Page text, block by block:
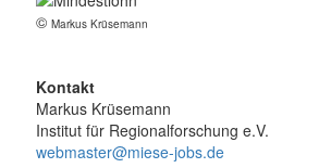
© Markus Krüsemann
Kontakt
Markus Krüsemann
Institut für Regionalforschung e.V.
webmaster@miese-jobs.de